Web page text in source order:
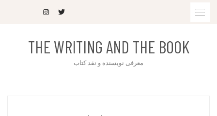
THE WRITING AND THE BOOK
معرفی نویسنده و نقد کتاب